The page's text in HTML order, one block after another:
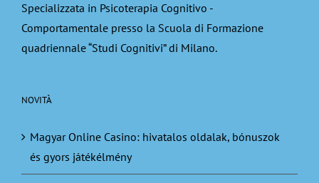
Specializzata in Psicoterapia Cognitivo -
Comportamentale presso la Scuola di Formazione
quadriennale “Studi Cognitivi” di Milano.
NOVITÀ
Magyar Online Casino: hivatalos oldalak, bónuszok
és gyors játékélmény